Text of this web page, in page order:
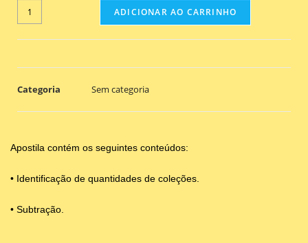
ADICIONAR AO CARRINHO
Categoria Sem categoria
Apostila contém os seguintes conteúdos:
• Identificação de quantidades de coleções.
• Subtração.